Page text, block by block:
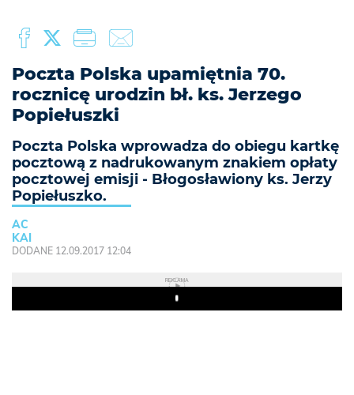
Poczta Polska upamiętnia 70.
rocznicę urodzin bł. ks. Jerzego
Popiełuszki
Poczta Polska wprowadza do obiegu kartkę
pocztową z nadrukowanym znakiem opłaty
pocztowej emisji - Błogosławiony ks. Jerzy
Popiełuszko.
AC
KAI
DODANE 12.09.2017 12:04
REKLAMA
Play